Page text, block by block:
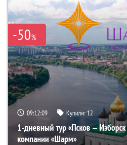
-50%
09:12:08 Купили:12
1-дневный тур «Псков —
компании «Шарм»